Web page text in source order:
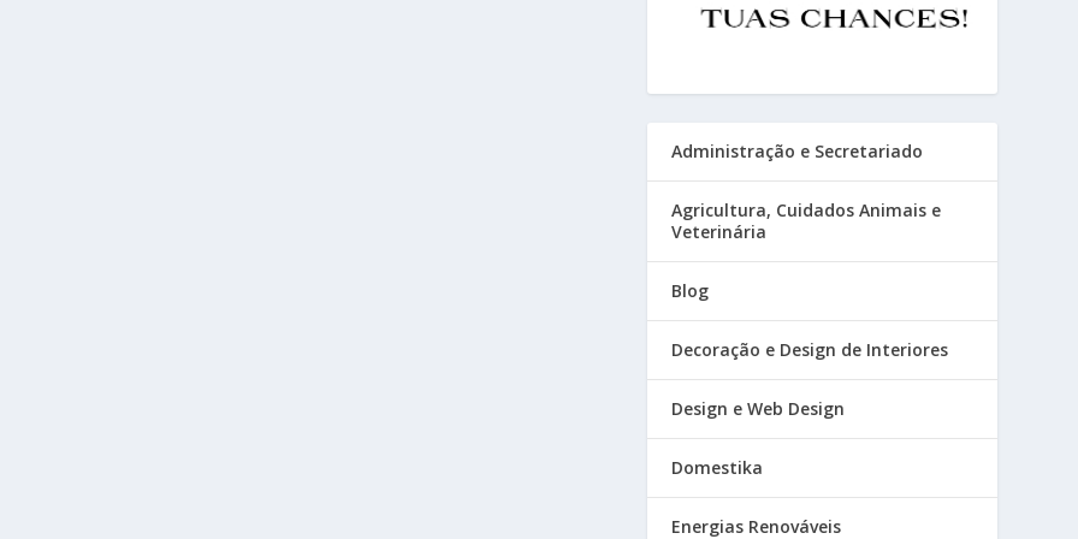
Administração e Secretariado
Agricultura, Cuidados Animais e
Veterinária
Blog
Decoração e Design de Interiores
Design e Web Design
Domestika
Energias Renováveis